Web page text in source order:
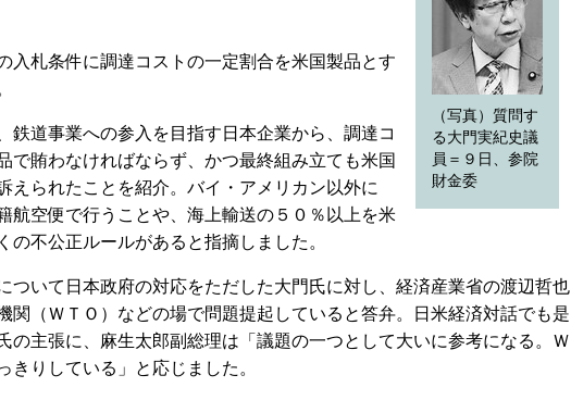
（写真）質問す
る大門実紀史議
員＝９日、参院
財金委
札条件に調達コストの一定割合を米国製品とす
道事業への参入を目指す日本企業から、調達コ
で賄わなければならず、かつ最終組み立ても米国
えられたことを紹介。バイ・アメリカン以外に
航空便で行うことや、海上輸送の５０％以上を米
の不公正ルールがあると指摘しました。
いて日本政府の対応をただした大門氏に対し、経済産業省の渡辺哲也
関（ＷＴＯ）などの場で問題提起していると答弁。日米経済対話でも是
の主張に、麻生太郎副総理は「議題の一つとして大いに参考になる。Ｗ
きりしている」と応じました。